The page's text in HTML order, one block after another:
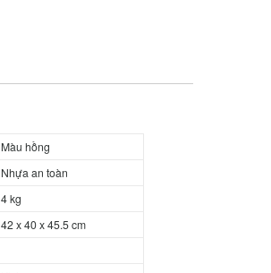
Màu hồng
Nhựa an toàn
4 kg
42 x 40 x 45.5 cm